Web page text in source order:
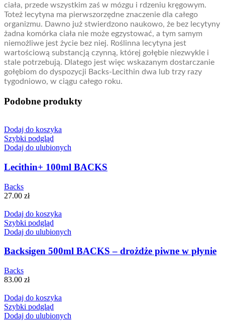
ciała, przede wszystkim zaś w mózgu i rdzeniu kręgowym.
Toteż lecytyna ma pierwszorzędne znaczenie dla całego
organizmu. Dawno już stwierdzono naukowo, że bez lecytyny
żadna komórka ciała nie może egzystować, a tym samym
niemożliwe jest życie bez niej. Roślinna lecytyna jest
wartościową substancją czynną, której gołębie niezwykle i
stale potrzebują. Dlatego jest więc wskazanym dostarczanie
gołębiom do dyspozycji Backs-Lecithin dwa lub trzy razy
tygodniowo, w ciągu całego roku.
Podobne produkty
Dodaj do koszyka
Szybki podgląd
Dodaj do ulubionych
Lecithin+ 100ml BACKS
Backs
27.00 zł
Dodaj do koszyka
Szybki podgląd
Dodaj do ulubionych
Backsigen 500ml BACKS – drożdże piwne w płynie
Backs
83.00 zł
Dodaj do koszyka
Szybki podgląd
Dodaj do ulubionych